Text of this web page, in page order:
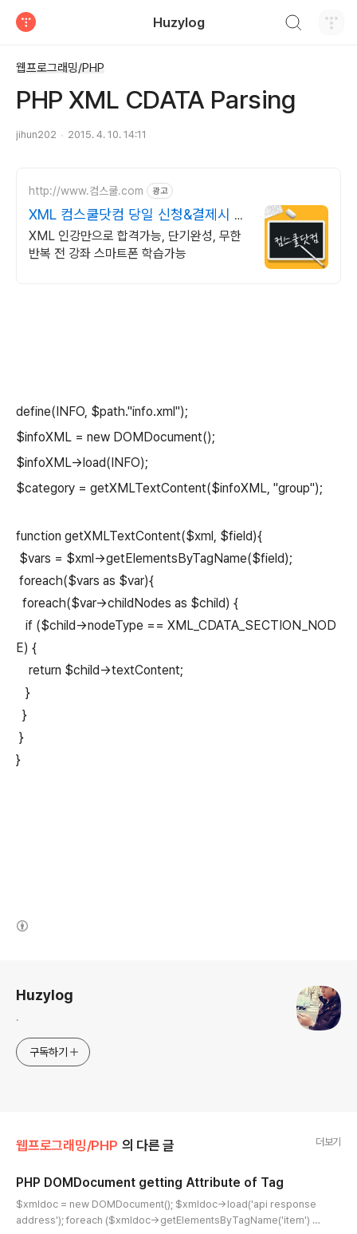
Huzylog
웹프로그래밍/PHP
PHP XML CDATA Parsing
jihun202 2015. 4. 10. 14:11
http://www.컴스쿨.com 광고
XML 컴스쿨닷컴 당일 신청&결제시 기
프티콘!
XML 인강만으로 합격가능, 단기완성, 무한
반복 전 강좌 스마트폰 학습가능
define(INFO, $path."info.xml");
$infoXML = new DOMDocument();
$infoXML->load(INFO);
$category = getXMLTextContent($infoXML, "group");
function getXMLTextContent($xml, $field){
$vars = $xml->getElementsByTagName($field);
foreach($vars as $var){
foreach($var->childNodes as $child) {
if ($child->nodeType == XML_CDATA_SECTION_NOD
E) {
return $child->textContent;
}
}
}
}
Huzylog
.
구독하기
웹프로그래밍/PHP 의 다른 글 더보기
PHP DOMDocument getting Attribute of Tag
$xmldoc = new DOMDocument(); $xmldoc->load('api response
address'); foreach ($xmldoc->getElementsByTagName('item') a